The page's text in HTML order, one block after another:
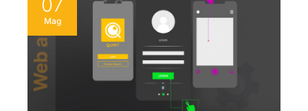
07
Mag